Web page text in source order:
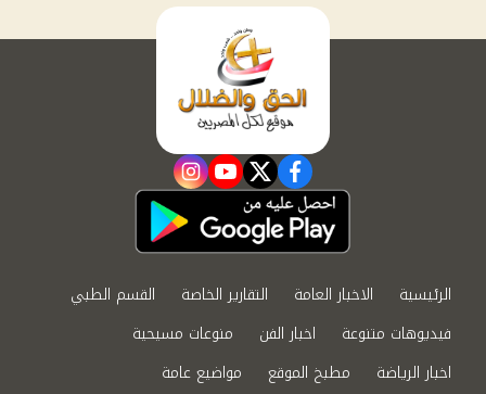
facebook
twitter
youtube
instagram
الرئيسية الاخبار العامة التقارير الخاصة
القسم الطبي
فيديوهات متنوعة
اخبار الفن
منوعات مسيحية
اخبار الرياضة
مطبخ الموقع مواضيع عامة